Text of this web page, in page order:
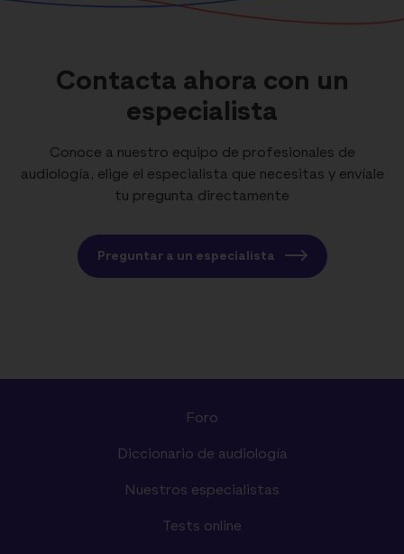
Contacta ahora con un
especialista
Conoce a nuestro equipo de profesionales de
audiología, elige el especialista que necesitas y envíale
tu pregunta directamente
Preguntar a un especialista
Foro
Diccionario de audiología
Nuestros especialistas
Tests online